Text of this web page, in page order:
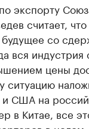
экспорту
считает,
будущее со
вся индустрия
цены
ситуацию
США на
в Китае, все